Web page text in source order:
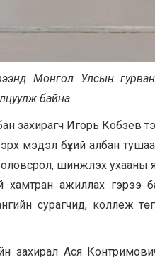
Монгол Улсын
байна.
захирагч Игорь Кобзев
мэдэл бүхий албан
шинжлэх ухааны
хамтран ажиллах гэрээ
сурагчид, коллеж
Ася